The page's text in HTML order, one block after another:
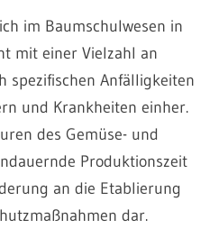
im Baumschulwesen in
mit einer Vielzahl an
spezifischen Anfälligkeiten
und Krankheiten einher.
des Gemüse- und
Produktionszeit
an die Etablierung
dar.